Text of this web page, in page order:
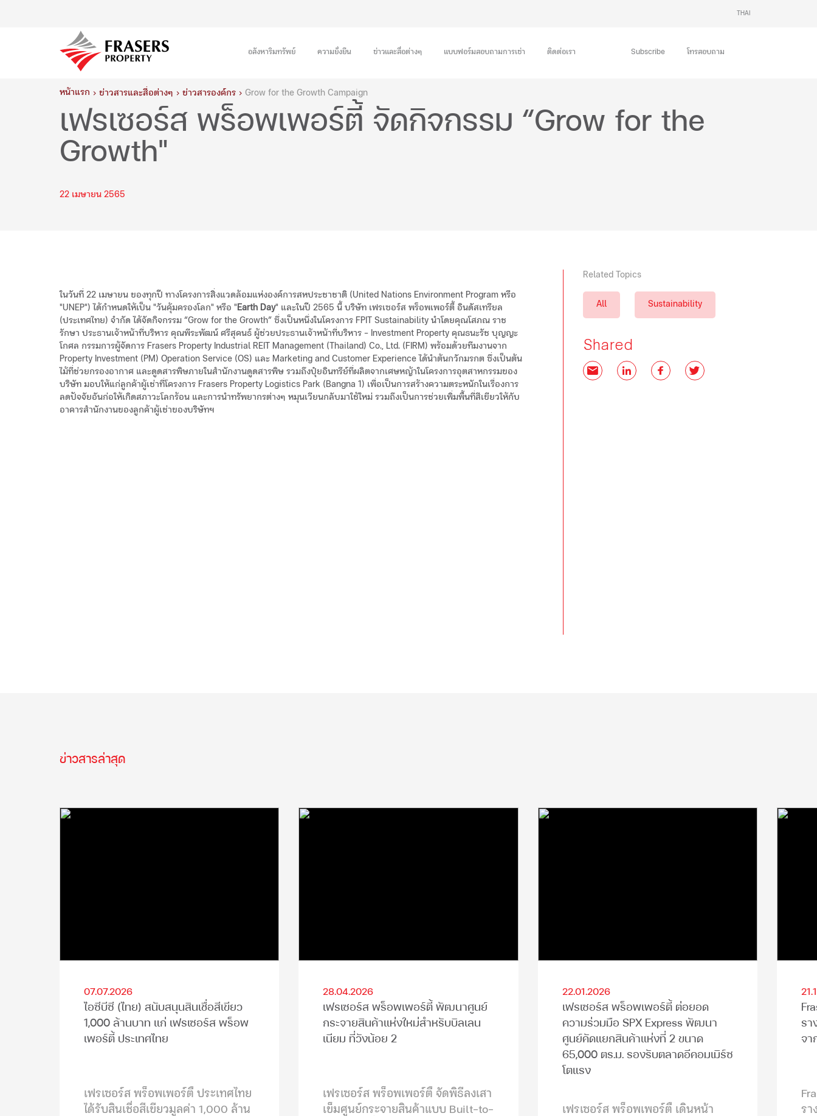
THAI
อสังหาริมทรัพย์ ความยั่งยืน ข่าวและสื่อต่างๆ แบบฟอร์มสอบถามการเช่า ติดต่อเรา Subscribe โทรสอบถาม
หน้าแรก ข่าวสารและสื่อต่างๆ ข่าวสารองค์กร Grow for the Growth Campaign
เฟรเซอร์ส พร็อพเพอร์ตี้ จัดกิจกรรม “Grow for the
Growth"
22 เมษายน 2565
ในวันที่ 22 เมษายน ของทุกปี ทางโครงการสิ่งแวดล้อมแห่งองค์การสหประชาชาติ (United Nations Environment Program หรือ
"UNEP") ได้กำหนดให้เป็น "วันคุ้มครองโลก" หรือ " Earth Day" และในปี 2565 นี้ บริษัท เฟรเซอร์ส พร็อพเพอร์ตี้ อินดัสเทรียล
(ประเทศไทย) จำกัด ได้จัดกิจกรรม “Grow for the Growth” ซึ่งเป็นหนึ่งในโครงการ FPIT Sustainability นำโดยคุณโสภณ ราช
รักษา ประธานเจ้าหน้าที่บริหาร คุณพีระพัฒน์ ศรีสุคนธ์ ผู้ช่วยประธานเจ้าหน้าที่บริหาร – Investment Property คุณธนะรัช บุญญะ
โกศล กรรมการผู้จัดการ Frasers Property Industrial REIT Management (Thailand) Co., Ltd. (FIRM) พร้อมด้วยทีมงานจาก
Property Investment (PM) Operation Service (OS) และ Marketing and Customer Experience ได้นำต้นกวักมรกต ซึ่งเป็นต้น
ไม้ที่ช่วยกรองอากาศ และดูดสารพิษภายในสำนักงานดูดสารพิษ รวมถึงปุ๋ยอินทรีย์ที่ผลิตจากเศษหญ้าในโครงการอุตสาหกรรมของ
บริษัท มอบให้แก่ลูกค้าผู้เช่าที่โครงการ Frasers Property Logistics Park (Bangna 1) เพื่อเป็นการสร้างความตระหนักในเรื่องการ
ลดปัจจัยอันก่อให้เกิดสภาวะโลกร้อน และการนำทรัพยากรต่างๆ หมุนเวียนกลับมาใช้ใหม่ รวมถึงเป็นการช่วยเพิ่มพื้นที่สีเขียวให้กับ
อาคารสำนักงานของลูกค้าผู้เช่าของบริษัทฯ
Related Topics
All Sustainability
Shared
Email LinkedInFacebookTwitter
ข่าวสารล่าสุด
07.07.2026
ไอซีบีซี (ไทย) สนับสนุนสินเชื่อสีเขียว
1,000 ล้านบาท แก่ เฟรเซอร์ส พร็อพ
เพอร์ตี้ ประเทศไทย
เฟรเซอร์ส พร็อพเพอร์ตี้ ประเทศไทย
ได้รับสินเชื่อสีเขียวมูลค่า 1,000 ล้าน
28.04.2026
เฟรเซอร์ส พร็อพเพอร์ตี้ พัฒนาศูนย์
กระจายสินค้าแห่งใหม่สำหรับบิลเลน
เนียม ที่วังน้อย 2
เฟรเซอร์ส พร็อพเพอร์ตี้ จัดพิธีลงเสา
เข็มศูนย์กระจายสินค้าแบบ Built-to-
22.01.2026
เฟรเซอร์ส พร็อพเพอร์ตี้ ต่อยอด
ความร่วมมือ SPX Express พัฒนา
ศูนย์คัดแยกสินค้าแห่งที่ 2 ขนาด
65,000 ตร.ม. รองรับตลาดอีคอมเมิร์ซ
โตแรง
เฟรเซอร์ส พร็อพเพอร์ตี้ เดินหน้า
รา
จา
รา